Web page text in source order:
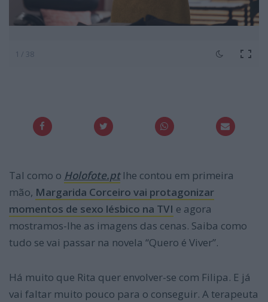
1 / 38
Tal como o Holofote.ptlhe contou em primeira
mão, Margarida Corceiro vai protagonizar
momentos de sexo lésbico na TVI e agora
mostramos-lhe as imagens das cenas. Saiba como
tudo se vai passar na novela “Quero é Viver”.
Há muito que Rita quer envolver-se com Filipa. E já
vai faltar muito pouco para o conseguir. A terapeuta